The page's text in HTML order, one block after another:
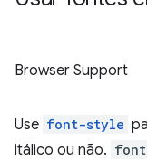
Browser Support
Use font-style
itálico ou não.